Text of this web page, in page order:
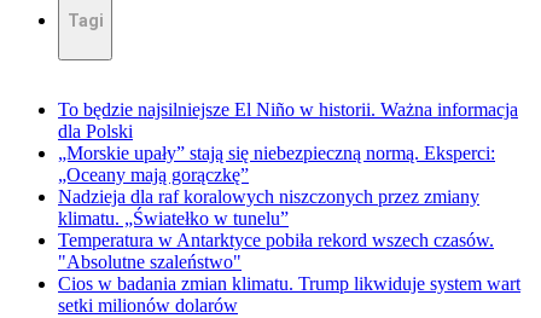
Tagi
To będzie najsilniejsze El Niño w historii. Ważna informacja
dla Polski
„Morskie upały” stają się niebezpieczną normą. Eksperci:
„Oceany mają gorączkę”
Nadzieja dla raf koralowych niszczonych przez zmiany
klimatu. „Światełko w tunelu”
Temperatura w Antarktyce pobiła rekord wszech czasów.
"Absolutne szaleństwo"
Cios w badania zmian klimatu. Trump likwiduje system wart
setki milionów dolarów